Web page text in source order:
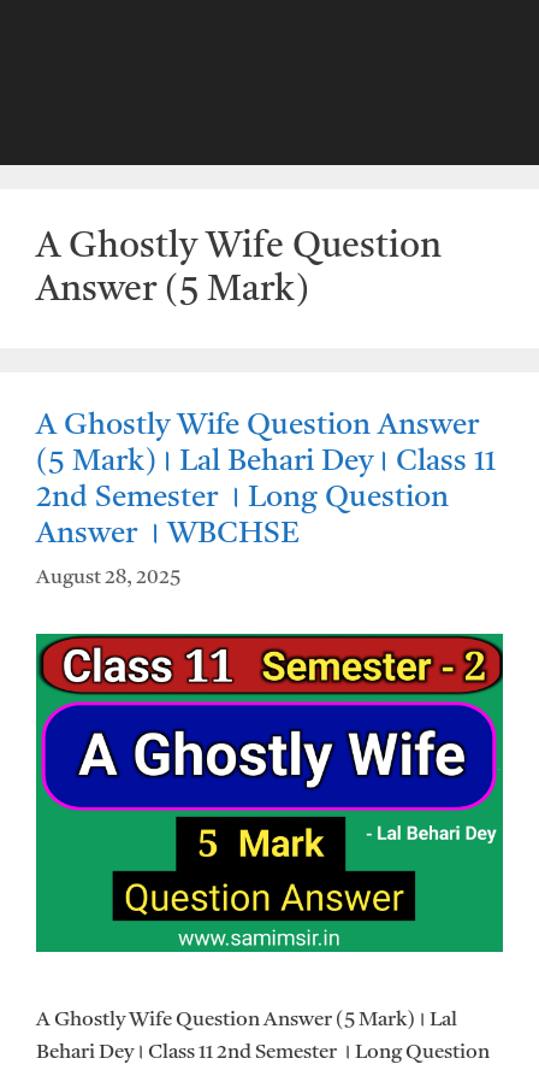
A Ghostly Wife Question
Answer (5 Mark)
A Ghostly Wife Question Answer
(5 Mark)। Lal Behari Dey। Class 11
2nd Semester । Long Question
Answer । WBCHSE
August 28, 2025
A Ghostly Wife Question Answer (5 Mark)। Lal
Behari Dey। Class 11 2nd Semester । Long Question